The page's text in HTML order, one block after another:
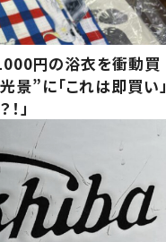
1000円の浴衣を衝動買
景”に「これは即買い」
」